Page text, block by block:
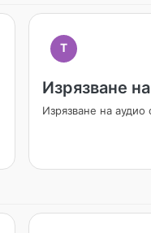
T
Изрязване
Изрязване на аудио